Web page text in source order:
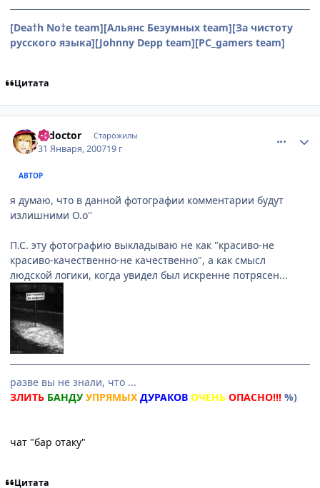
[Dea†h No†e team][Альянс Безумных team][За чистоту
русского языка][Johnny Depp team][PC_gamers team]
Цитата
k_doctor Старожилы
31 Января, 200719 г
АВТОР
я думаю, что в данной фотографии комментарии будут
излишними О.о''
П.С. эту фотографию выкладываю не как "красиво-не
красиво-качественно-не качественно", а как смысл
людской логики, когда увидел был искренне потрясен...
разве вы не знали, что ...
ЗЛИТЬ БАНДУ УПРЯМЫХ ДУРАКОВ ОЧЕНЬ ОПАСНО!!! %)
чат "бар отаку"
Цитата